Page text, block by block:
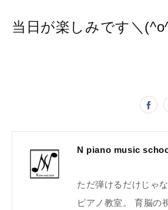
当日が楽しみです＼
ただ弾けるだけじゃ
ピアノ教室。 育脳の